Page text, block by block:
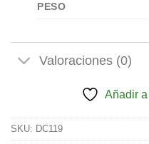
PESO
Valoraciones (0)
Añadir
SKU: DC119